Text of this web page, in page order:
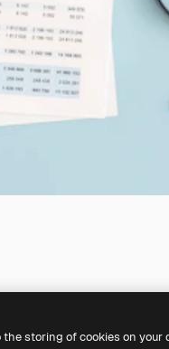
the storing of cookies on